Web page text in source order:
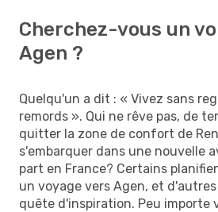
Cherchez-vous un
Agen ?
Quelqu'un a dit : « Vivez sans
remords ». Qui ne rêve pas, de
quitter la zone de confort de
s'embarquer dans une nouvelle
part en France? Certains
un voyage vers Agen, et
quête d'inspiration. Peu importe